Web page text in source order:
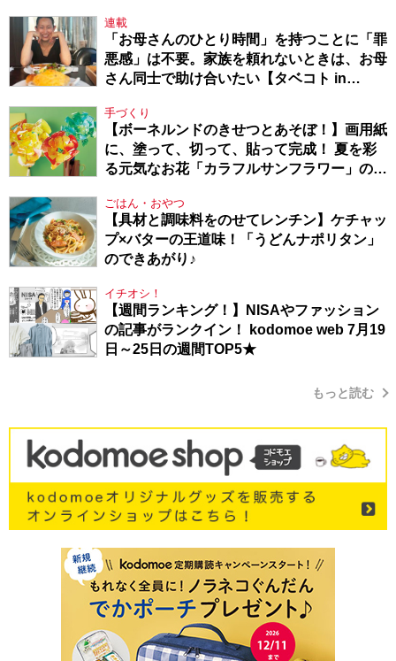
連載
「お母さんのひとり時間」を持つことに「罪
悪感」は不要。家族を頼れないときは、お母
さん同士で助け合いたい【タベコト in
手づくり
【ボーネルンドのきせつとあそぼ！】画用紙
に、塗って、切って、貼って完成！ 夏を彩
る元気なお花「カラフルサンフラワー」の作
ごはん・おやつ
【具材と調味料をのせてレンチン】ケチャッ
プ×バターの王道味！「うどんナポリタン」
のできあがり♪
イチオシ！
【週間ランキング！】NISAやファッション
の記事がランクイン！ kodomoe web 7月19
日～25日の週間TOP5★
もっと読む